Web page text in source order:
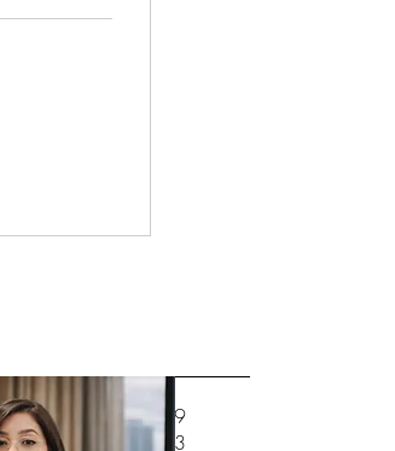
(+351) 910 612 829
(+351) 938 252 803